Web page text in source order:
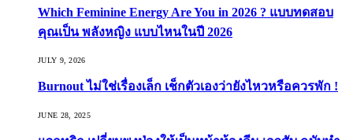
Which Feminine Energy Are You in 2026 ? แบบทดสอบ
คุณเป็น พลังหญิง แบบไหนในปี 2026
JULY 9, 2026
Burnout ไม่ใช่เรื่องเล็ก เช็กตัวเองว่ายังไหวหรือควรพัก !
JUNE 28, 2025